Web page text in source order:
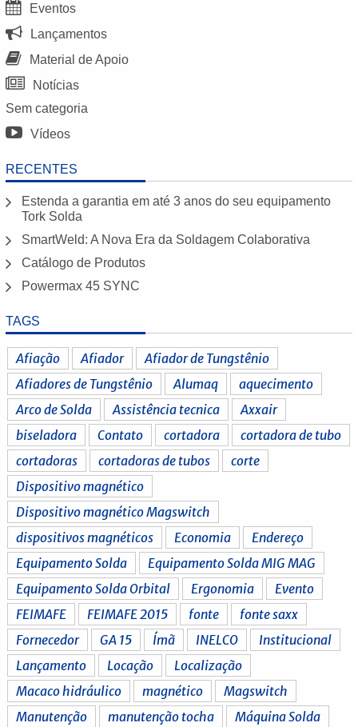
Eventos
Lançamentos
Material de Apoio
Notícias
Sem categoria
Vídeos
RECENTES
Estenda a garantia em até 3 anos do seu equipamento
Tork Solda
SmartWeld: A Nova Era da Soldagem Colaborativa
Catálogo de Produtos
Powermax 45 SYNC
TAGS
Afiação Afiador
Afiador de Tungstênio
Afiadores de Tungstênio
Alumaq
aquecimento
Arco de Solda
Assistência tecnica
Axxair
biseladora
Contato cortadora
cortadora de tubo
cortadoras
cortadoras de tubos
corte
Dispositivo magnético
Dispositivo magnético Magswitch
dispositivos magnéticos
Economia
Endereço
Equipamento Solda
Equipamento Solda MIG MAG
Equipamento Solda Orbital
Ergonomia
Evento
FEIMAFE
FEIMAFE 2015 fonte
fonte saxx
Fornecedor
GA 15 Ímã INELCO
Institucional
Lançamento
Locação
Localização
Macaco hidráulico
magnético
Magswitch
Manutenção
manutenção tocha
Máquina Solda